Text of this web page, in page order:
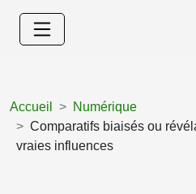
Accueil
Numérique
Comparatifs biaisés ou
vraies influences